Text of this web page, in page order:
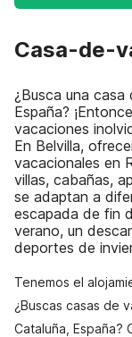
Casa-de-
¿Busca una casa
España?
vacaciones
En Belvilla,
vacacionales en
villas, cabañas,
se adaptan a
escapada de fin
verano, un
deportes de
Tenemos el
¿Buscas casas de
Cataluña, España?